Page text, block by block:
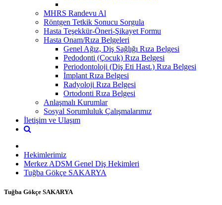
MHRS Randevu Al
Röntgen Tetkik Sonucu Sorgula
Hasta Teşekkür-Öneri-Şikayet Formu
Hasta Onam/Rıza Belgeleri
Genel Ağız, Diş Sağlığı Rıza Belgesi
Pedodonti (Çocuk) Rıza Belgesi
Periodontoloji (Diş Eti Hast.) Rıza Belgesi
İmplant Rıza Belgesi
Radyoloji Rıza Belgesi
Ortodonti Rıza Belgesi
Anlaşmalı Kurumlar
Sosyal Sorumluluk Çalışmalarımız
İletişim ve Ulaşım
Hekimlerimiz
Merkez ADSM Genel Diş Hekimleri
Tuğba Gökçe SAKARYA
Tuğba Gökçe SAKARYA